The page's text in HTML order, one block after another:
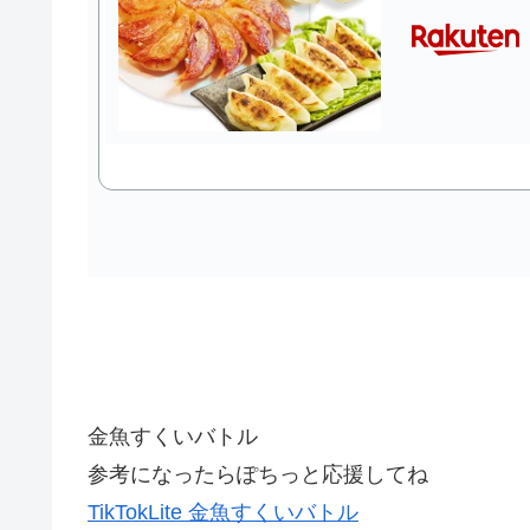
金魚すくいバトル
参考になったらぽちっと応援してね
TikTokLite 金魚すくいバトル